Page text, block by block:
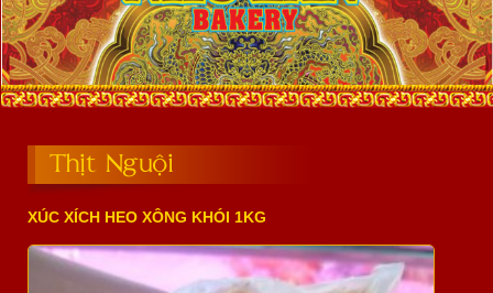
Thịt Nguội
XÚC XÍCH HEO XÔNG KHÓI 1KG